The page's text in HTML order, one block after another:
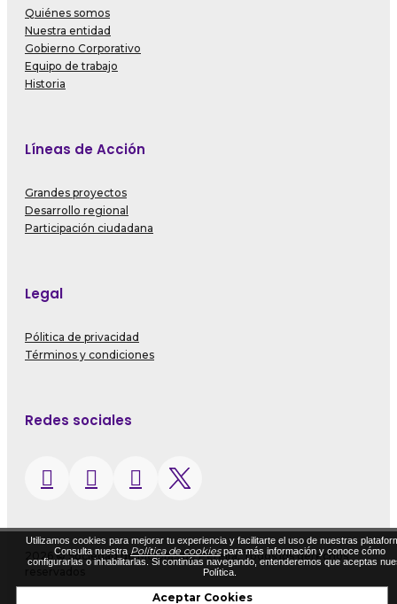
Quiénes somos
Nuestra entidad
Gobierno Corporativo
Equipo de trabajo
Historia
Líneas de Acción
Grandes proyectos
Desarrollo regional
Participación ciudadana
Legal
Pólitica de privacidad
Términos y condiciones
Redes sociales
2026 © Sociedad de Mejoras de Pereira. Todos los derechos
Diseñado por Exus™ | Emails Masivos
Utilizamos cookies para mejorar tu experiencia y facilitarte el uso de nuestras
Consulta nuestra Política de cookiespara más información y conoce cómo
configurarlas o inhabilitarlas. Si continúas navegando, entenderemos que aceptas
Política.
Aceptar Cookies